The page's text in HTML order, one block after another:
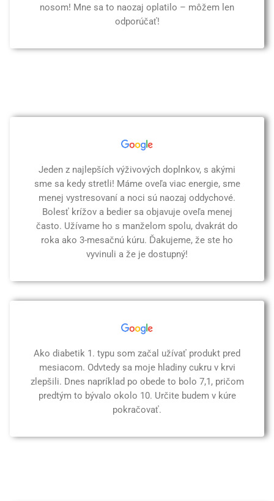
nosom! Mne sa to naozaj oplatilo – môžem len
odporúčať!
Jeden z najlepších výživových doplnkov, s akými
sme sa kedy stretli! Máme oveľa viac energie, sme
menej vystresovaní a noci sú naozaj oddychové.
Bolesť krížov a bedier sa objavuje oveľa menej
často. Užívame ho s manželom spolu, dvakrát do
roka ako 3-mesačnú kúru. Ďakujeme, že ste ho
vyvinuli a že je dostupný!
Ako diabetik 1. typu som začal užívať produkt pred
mesiacom. Odvtedy sa moje hladiny cukru v krvi
zlepšili. Dnes napríklad po obede to bolo 7,1, pričom
predtým to bývalo okolo 10. Určite budem v kúre
pokračovať.